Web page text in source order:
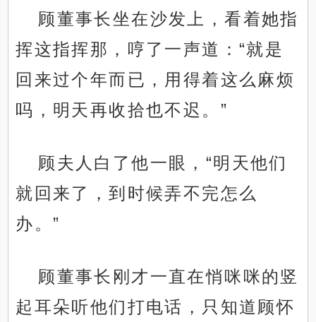
顾董事长坐在沙发上，看着她指
挥这指挥那，哼了一声道：“就是
回来过个年而已，用得着这么麻烦
吗，明天再收拾也不迟。”
顾夫人白了他一眼，“明天他们
就回来了，到时候弄不完怎么
办。”
顾董事长刚才一直在悄咪咪的竖
起耳朵听他们打电话，只知道顾怀